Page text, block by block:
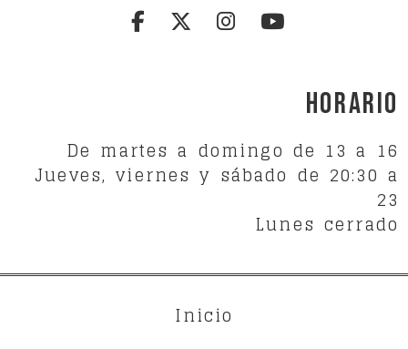
Horario
De martes a domingo de 13 a 16
Jueves, viernes y sábado de 20:30 a
23
Lunes cerrado
Inicio